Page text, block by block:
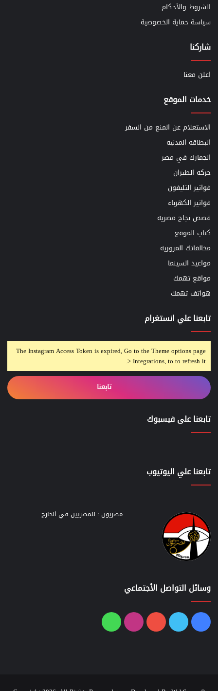
الشروط والأحكام
سياسة حماية الخصوصية
شاركنا
اعلن معنا
خدمات الموقع
الاستعلام عن المنع من السفر
البطاقه المدنيه
الجمارك في مصر
حركه الطيران
فواتير التليفون
فواتير الكهرباء
قصص نجاح مصريه
كتاب الموقع
مخالفاتك المروريه
مواعيد السينما
مواقع تهمك
هواتف تهمك
تابعنا علي انستغرام
The Instagram Access Token is expired, Go to the Theme options page
> Integrations, to to refresh it.
تابعنا
تابعنا على فيسبوك
تابعنا علي اليوتيوب
مصريون : للمصريين في الخارج
وسائل التواصل الأجتماعي
فيسبوك
تويتر يوتيوبانستقرامواتساب